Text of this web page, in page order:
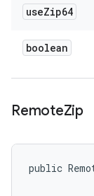
useZip64
boolean
RemoteZip
public